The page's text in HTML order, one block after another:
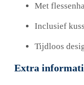
Met
Inclusief
Tijdloos
Extra